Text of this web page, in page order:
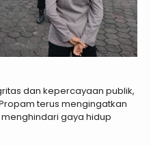
dan kepercayaan publik,
terus mengingatkan
gaya hidup